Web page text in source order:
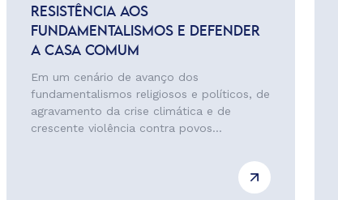
RESISTÊNCIA AOS
FUNDAMENTALISMOS E DEFENDER
A CASA COMUM
Em um cenário de avanço dos
fundamentalismos religiosos e políticos, de
agravamento da crise climática e de
crescente violência contra povos...